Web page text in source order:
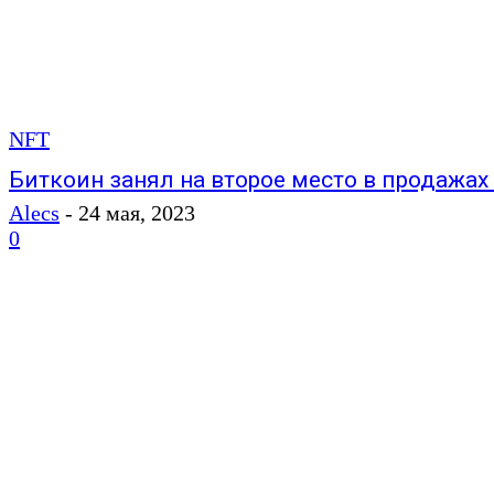
NFT
Биткоин занял на второе место в
Alecs - 24 мая, 2023
0